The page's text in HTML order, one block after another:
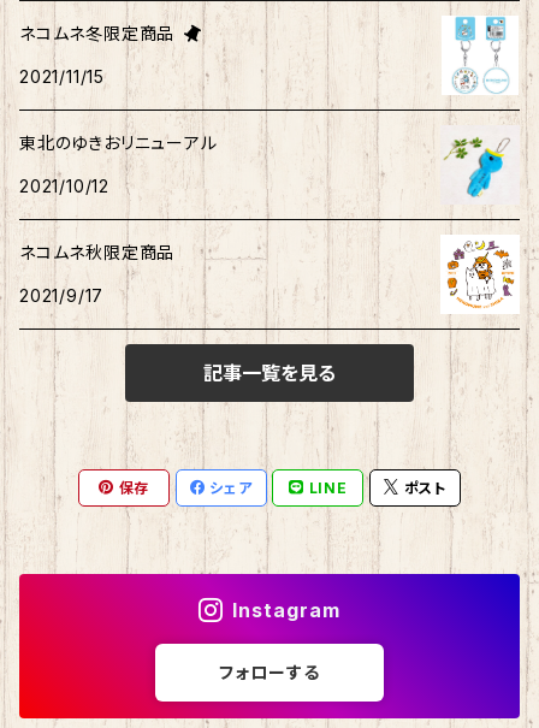
タキシードサム
こぎみゅん
ウィッシュミーメル
あひるのペックル
おさるのもんきち
みんなのたあ坊
コロコロくりりん
チョコキャット
旅するマメしば
旅カワウソ・しばいぬ
むすび丸
秋田犬
ご当地ハムスター
しばっころ
ポプテピピック
わさお
ネコムネandシバ
ご当地ハムスター
ネコムネandシバ
ネコムネ
ゆきお
おそ松さん
サンリオキャラクター他
ネコムネandシバ
パーカー・トレーナー
ステッカー
ピンバッチ
御朱印帳
ノート
缶バッチ
消しゴム
スライド缶
しおり
その他雑貨
ホヤぼーや
ボクサーパンツ
マスク
アクリルスタンド
ネコムネ冬限定商品
2021/11/15
東北のゆきおリニューアル
2021/10/12
ネコムネ秋限定商品
2021/9/17
記事一覧を見る
保存 シェア LINE ポスト
Instagram
フォローする